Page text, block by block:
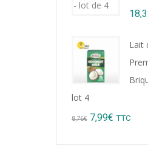
Lait
lot 4
8,76€ Original
7,99€ Current
TTC